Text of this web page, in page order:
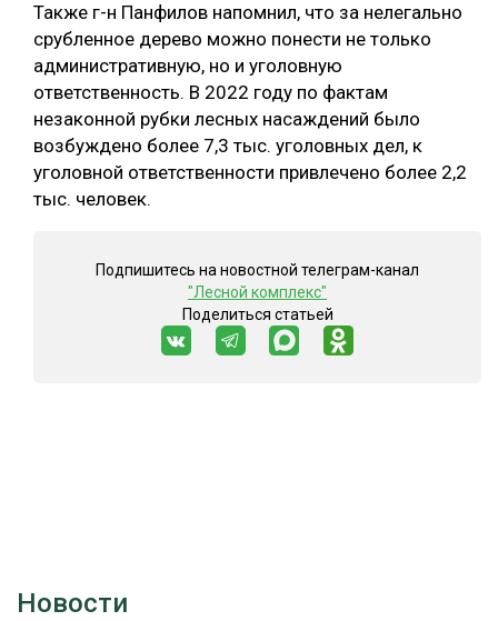
Также г-н Панфилов напомнил, что за нелегально
срубленное дерево можно понести не только
административную, но и уголовную
ответственность. В 2022 году по фактам
незаконной рубки лесных насаждений было
возбуждено более 7,3 тыс. уголовных дел, к
уголовной ответственности привлечено более 2,2
тыс. человек.
Подпишитесь на новостной телеграм-канал
"Лесной комплекс"
Поделиться статьей
Новости